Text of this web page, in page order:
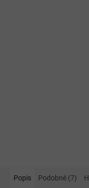
Popis Podobné (7)